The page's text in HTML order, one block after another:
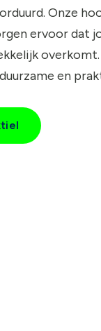
Onze
ervoor dat
overkomt.
en